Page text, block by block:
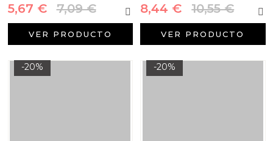
5,67 € 7,09 €
VER PRODUCTO
8,44 € 10,55 €
VER PRODUCTO
-20% -20%